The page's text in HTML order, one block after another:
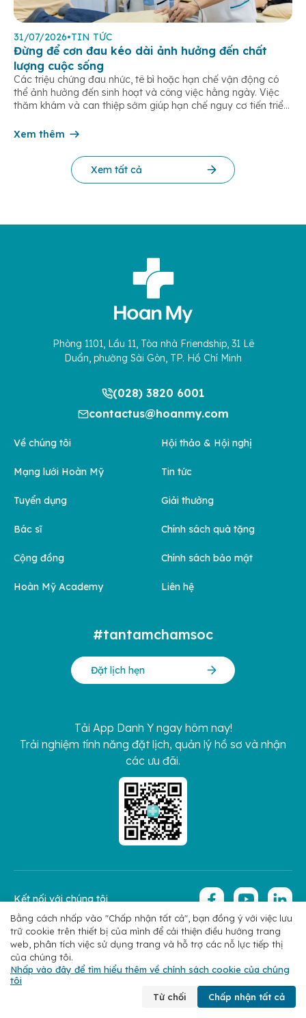
31/07/2026•TIN TỨC
Đừng để cơn đau kéo dài ảnh hưởng đến chất
lượng cuộc sống
Các triệu chứng đau nhức, tê bì hoặc hạn chế vận động có
thể ảnh hưởng đến sinh hoạt và công việc hằng ngày. Việc
thăm khám và can thiệp sớm giúp hạn chế nguy cơ tiến triển
dạng khớp. Hãy để […]
Xem thêm
Xem tất cả
Phòng 1101, Lầu 11, Tòa nhà Friendship, 31 Lê
Duẩn, phường Sài Gòn, TP. Hồ Chí Minh
(028) 3820 6001
contactus@hoanmy.com
Về chúng tôi
Mạng lưới Hoàn Mỹ
Tuyển dụng
Bác sĩ
Cộng đồng
Hoàn Mỹ Academy
Hội thảo & Hội nghị
Tin tức
Giải thưởng
Chính sách quà tặng
Chính sách bảo mật
Liên hệ
#tantamchamsoc
Đặt lịch hẹn
Tải App Danh Y ngay hôm nay!
Trải nghiệm tính năng đặt lịch, quản lý hồ sơ và nhận
các ưu đãi.
Chính sách bảo mật Copyright 2026 © Hoan My Corporation
Kết nối với chúng tôi
Đặt lịch Liên hệ
Bằng cách nhấp vào "Chấp nhận tất cả", bạn đồng ý với việc lưu
trữ cookie trên thiết bị của mình để cải thiện điều hướng trang
web, phân tích việc sử dụng trang và hỗ trợ các nỗ lực tiếp thị
của chúng tôi.
Nhấp vào đây để tìm hiểu thêm về chính sách cookie của chúng
tôi
Từ chối
Chấp nhận tất cả